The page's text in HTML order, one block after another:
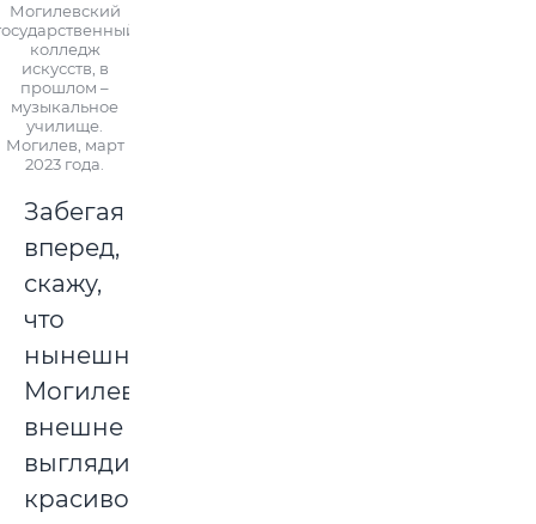
Могилевский
колледж
искусств, в
прошлом –
музыкальное
училище.
Могилев, март
2023 года.
Забегая
вперед,
скажу,
что
нынешний
Могилев
внешне
выглядит
красиво